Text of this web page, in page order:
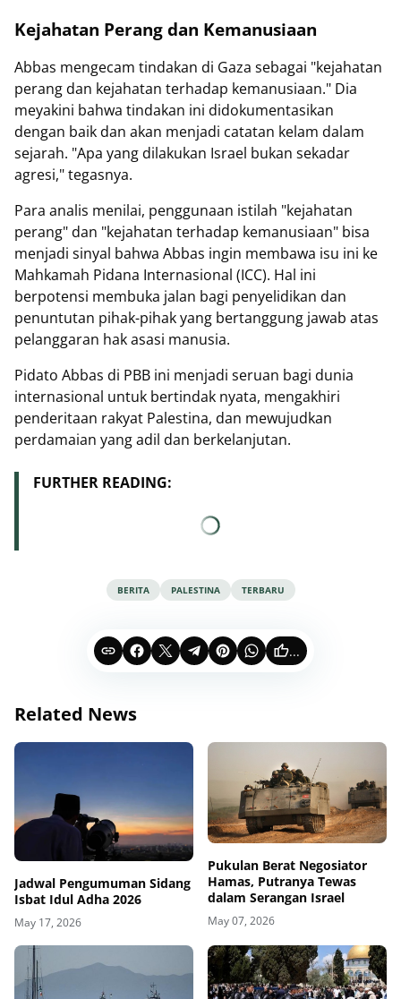
Kejahatan Perang dan Kemanusiaan
Abbas mengecam tindakan di Gaza sebagai "kejahatan
perang dan kejahatan terhadap kemanusiaan." Dia
meyakini bahwa tindakan ini didokumentasikan
dengan baik dan akan menjadi catatan kelam dalam
sejarah. "Apa yang dilakukan Israel bukan sekadar
agresi," tegasnya.
Para analis menilai, penggunaan istilah "kejahatan
perang" dan "kejahatan terhadap kemanusiaan" bisa
menjadi sinyal bahwa Abbas ingin membawa isu ini ke
Mahkamah Pidana Internasional (ICC). Hal ini
berpotensi membuka jalan bagi penyelidikan dan
penuntutan pihak-pihak yang bertanggung jawab atas
pelanggaran hak asasi manusia.
Pidato Abbas di PBB ini menjadi seruan bagi dunia
internasional untuk bertindak nyata, mengakhiri
penderitaan rakyat Palestina, dan mewujudkan
perdamaian yang adil dan berkelanjutan.
FURTHER READING:
BERITA PALESTINA TERBARU
...
Related News
Jadwal Pengumuman Sidang
Isbat Idul Adha 2026
May 17, 2026
Pukulan Berat Negosiator
Hamas, Putranya Tewas
dalam Serangan Israel
May 07, 2026